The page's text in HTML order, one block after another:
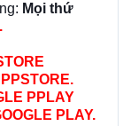
Mọi thứ
PPLAY
PLAY.